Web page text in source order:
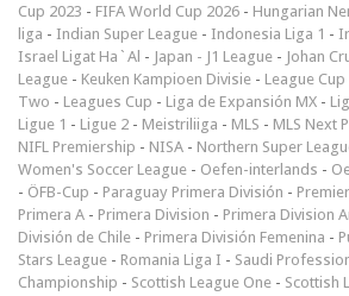
Cup 2023 - FIFA World Cup 2026 - Hungarian
liga - Indian Super League - Indonesia Liga 1 -
Israel Ligat Ha`Al - Japan - J1 League - Johan
League - Keuken Kampioen Divisie - League Cup
Two - Leagues Cup - Liga de Expansión MX -
Ligue 1 - Ligue 2 - Meistriliiga - MLS - MLS Next
NIFL Premiership - NISA - Northern Super
Women's Soccer League - Oefen-interlands -
- ÖFB-Cup - Paraguay Primera División -
Primera A - Primera Division - Primera Division
División de Chile - Primera División Femenina -
Stars League - Romania Liga I - Saudi
Championship - Scottish League One - Scottish